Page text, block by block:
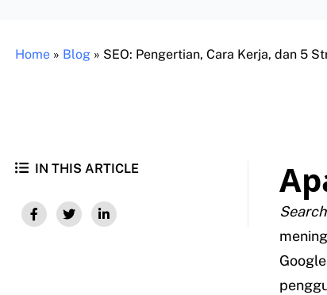
Home » Blog » SEO: Pengertian, Cara Kerja, dan 5
IN THIS ARTICLE